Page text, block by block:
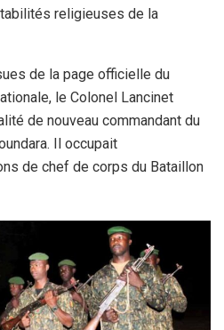
religieuses de la
de la page officielle du
le Colonel Lancinet
de nouveau commandant du
Il occupait
de chef de corps du Bataillon